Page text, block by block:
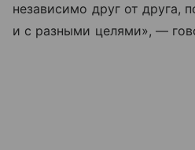
независимо друг от друга,
и с разными целями», —